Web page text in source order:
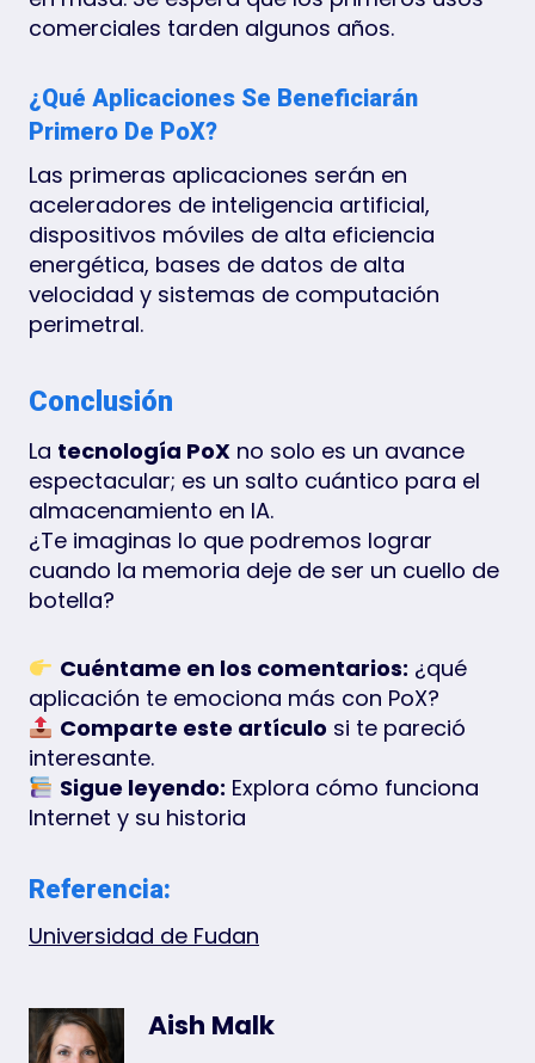
comerciales tarden algunos años.
¿Qué Aplicaciones Se Beneficiarán
Primero De PoX?
Las primeras aplicaciones serán en
aceleradores de inteligencia artificial,
dispositivos móviles de alta eficiencia
energética, bases de datos de alta
velocidad y sistemas de computación
perimetral.
Conclusión
La tecnología PoX no solo es un avance
espectacular; es un salto cuántico para el
almacenamiento en IA.
¿Te imaginas lo que podremos lograr
cuando la memoria deje de ser un cuello de
botella?
Cuéntame en los comentarios: ¿qué
aplicación te emociona más con PoX?
Comparte este artículo si te pareció
interesante.
Sigue leyendo: Explora cómo funciona
Internet y su historia
Referencia:
Universidad de Fudan
Aish Malk